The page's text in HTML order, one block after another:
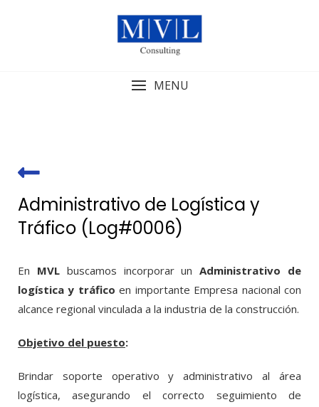
MENU
Administrativo de Logística y
Tráfico (Log#0006)
En MVLbuscamos incorporar unAdministrativo de
logística y tráfico en importante Empresa nacional con
alcance regional vinculada a la industria de la construcción.
Objetivo del puesto:
Brindar soporte operativo y administrativo al área
logística, asegurando el correcto seguimiento de